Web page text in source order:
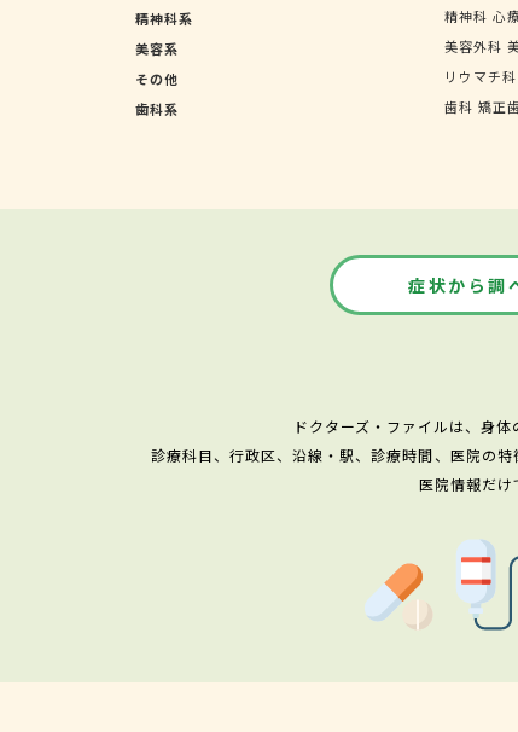
精神科系
精神科 心
美容系
美容外科
その他
リウマチ科
歯科系
歯科 矯正
症状から調
ドクターズ・ファイルは、身
診療科目、行政区、沿線・駅、診療時間、医院の
医院情報だけ